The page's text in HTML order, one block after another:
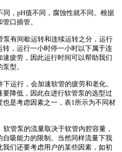
， pH值不同，腐蚀性就不同。根据
口插管。
泵有间歇运转和连续运转之分，运行
，运行一小时停一小时以下属于连
疲劳，因此运行时间可以帮助我们
型。
运行，会加速软管的疲劳和老化。
要降低，因此在进行软管泵 的选型过
也是考虑因素之一，表1所示为不同材
软管泵 的流量取决于软管内腔容量，
吸能力的限制。当然同样流量下我
们还要考虑用户的某些因素，如初